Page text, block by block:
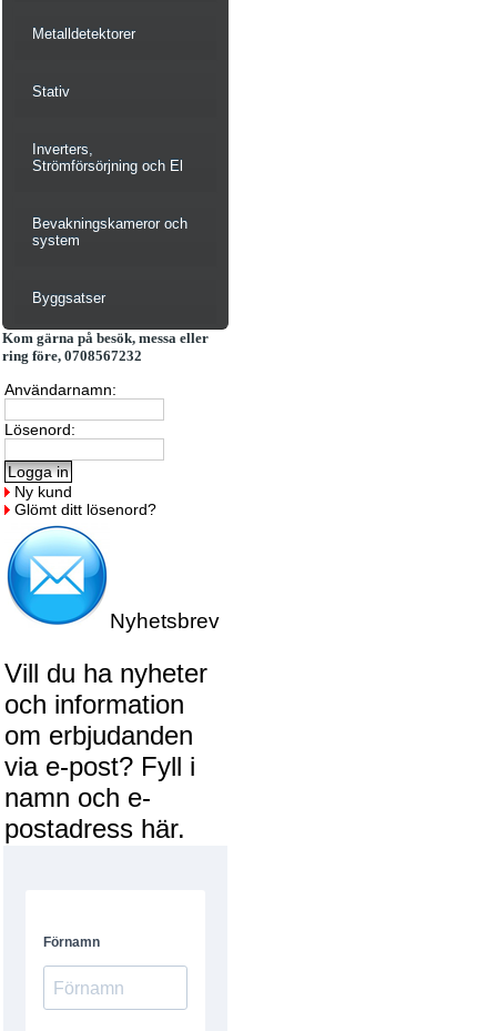
Metalldetektorer
Stativ
Inverters,
Strömförsörjning och El
Bevakningskameror och
system
Byggsatser
Kom gärna på besök, messa eller
ring före, 0708567232
Användarnamn:
Lösenord:
Ny kund
Glömt ditt lösenord?
Nyhetsbrev
Vill du ha nyheter
och information
om erbjudanden
via e-post? Fyll i
namn och e-
postadress här.